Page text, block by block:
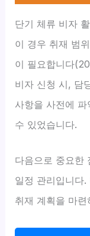
단기 체류 비자
이 경우 취재 범
이 필요합니다
비자 신청 시, 담
사항을 사전에
수 있었습니다.
다음으로 중요한
일정 관리입니다
취재 계획을 마